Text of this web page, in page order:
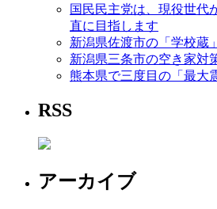
国民民主党は、現役世代
直に目指します
新潟県佐渡市の「学校蔵
新潟県三条市の空き家対
熊本県で三度目の「最大
RSS
アーカイブ